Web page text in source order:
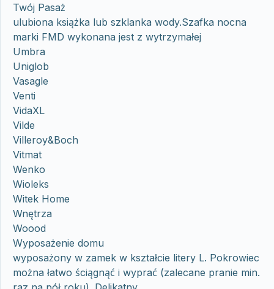
Twój Pasaż
ulubiona książka lub szklanka wody.Szafka nocna
marki FMD wykonana jest z wytrzymałej
Umbra
Uniglob
Vasagle
Venti
VidaXL
Vilde
Villeroy&Boch
Vitmat
Wenko
Wioleks
Witek Home
Wnętrza
Woood
Wyposażenie domu
wyposażony w zamek w kształcie litery L. Pokrowiec
można łatwo ściągnąć i wyprać (zalecane pranie min.